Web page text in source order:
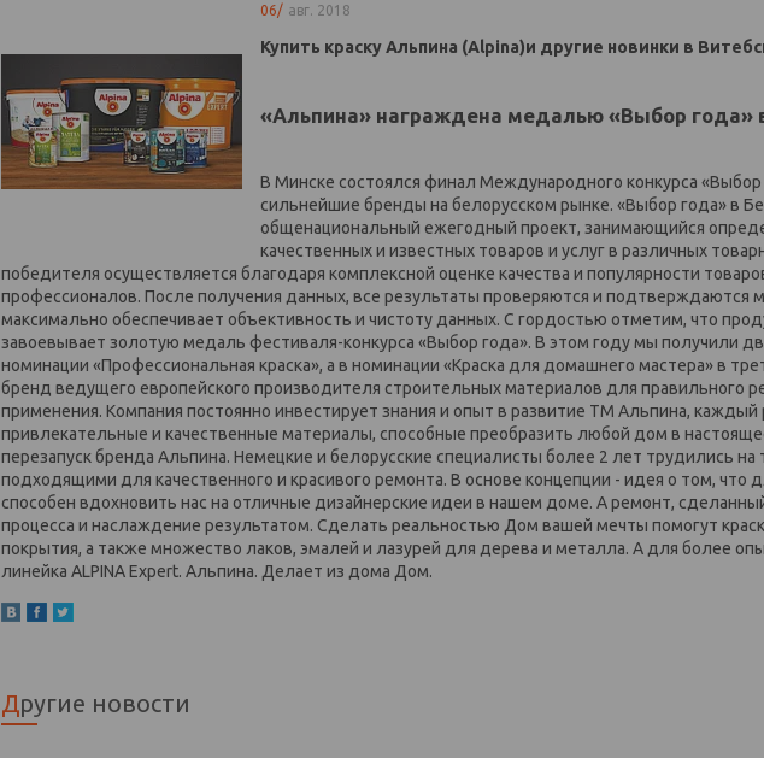
06/ авг. 2018
Купить краску Альпина (Alpina)и другие новинки в
«Альпина» награждена медалью «Выбор года»
В Минске состоялся финал Международного конкурса
сильнейшие бренды на белорусском рынке. «Выбор года» в
общенациональный ежегодный проект, занимающийся
качественных и известных товаров и услуг в различных
победителя осуществляется благодаря комплексной оценке качества и популярности
профессионалов. После получения данных, все результаты проверяются и подтверждаются
максимально обеспечивает объективность и чистоту данных. С гордостью отметим, что
завоевывает золотую медаль фестиваля-конкурса «Выбор года». В этом году мы получили
номинации «Профессиональная краска», а в номинации «Краска для домашнего мастера» в
бренд ведущего европейского производителя строительных материалов для правильного
применения. Компания постоянно инвестирует знания и опыт в развитие ТМ Альпина,
привлекательные и качественные материалы, способные преобразить любой дом в
перезапуск бренда Альпина. Немецкие и белорусские специалисты более 2 лет трудились
подходящими для качественного и красивого ремонта. В основе концепции - идея о том, что
способен вдохновить нас на отличные дизайнерские идеи в нашем доме. А ремонт,
процесса и наслаждение результатом. Сделать реальностью Дом вашей мечты помогут
покрытия, а также множество лаков, эмалей и лазурей для дерева и металла. А для более
линейка ALPINA Expert. Альпина. Делает из дома Дом.
Другие новости